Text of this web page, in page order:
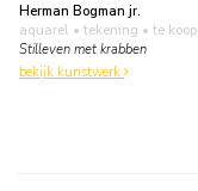
Herman Bogman jr.
aquarel • tekening • te koop
Stilleven met krabben
bekijk kunstwerk